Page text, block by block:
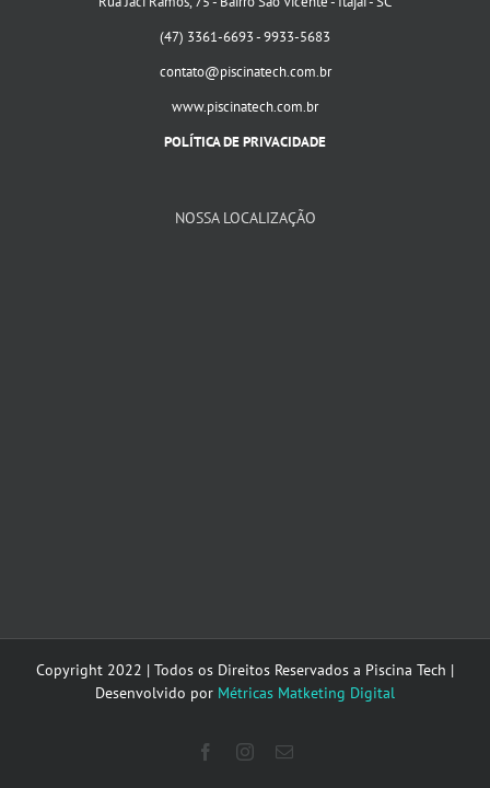
(47) 3361-6693 - 9933-5683
contato@piscinatech.com.br
www.piscinatech.com.br
POLÍTICA DE PRIVACIDADE
NOSSA LOCALIZAÇÃO
Copyright 2022 | Todos os Direitos Reservados a Piscina Tech |
Desenvolvido por Métricas Matketing Digital
FacebookInstagram
E-